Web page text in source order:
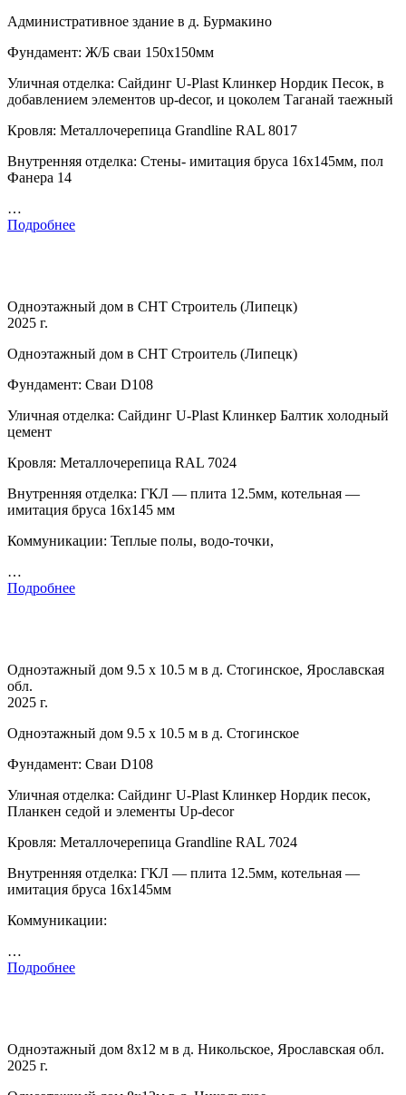
Административное здание в д. Бурмакино
Фундамент: Ж/Б сваи 150х150мм
Уличная отделка: Сайдинг U-Plast Клинкер Нордик Песок, в
добавлением элементов up-decor, и цоколем Таганай таежный
Кровля: Металлочерепица Grandline RAL 8017
Внутренняя отделка: Стены- имитация бруса 16х145мм, пол
Фанера 14
…
Подробнее
Одноэтажный дом в СНТ Строитель (Липецк)
2025 г.
Одноэтажный дом в СНТ Строитель (Липецк)
Фундамент: Сваи D108
Уличная отделка: Сайдинг U-Plast Клинкер Балтик холодный
цемент
Кровля: Металлочерепица RAL 7024
Внутренняя отделка: ГКЛ — плита 12.5мм, котельная —
имитация бруса 16х145 мм
Коммуникации: Теплые полы, водо-точки,
…
Подробнее
Одноэтажный дом 9.5 х 10.5 м в д. Стогинское, Ярославская
обл.
2025 г.
Одноэтажный дом 9.5 х 10.5 м в д. Стогинское
Фундамент: Сваи D108
Уличная отделка: Сайдинг U-Plast Клинкер Нордик песок,
Планкен седой и элементы Up-decor
Кровля: Металлочерепица Grandline RAL 7024
Внутренняя отделка: ГКЛ — плита 12.5мм, котельная —
имитация бруса 16х145мм
Коммуникации:
…
Подробнее
Одноэтажный дом 8х12 м в д. Никольское, Ярославская обл.
2025 г.